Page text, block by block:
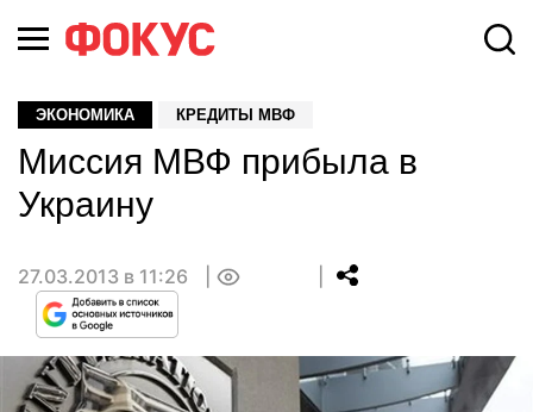
ЭКОНОМИКА КРЕДИТЫ МВФ
Миссия МВФ прибыла в
Украину
27.03.2013 в 11:26